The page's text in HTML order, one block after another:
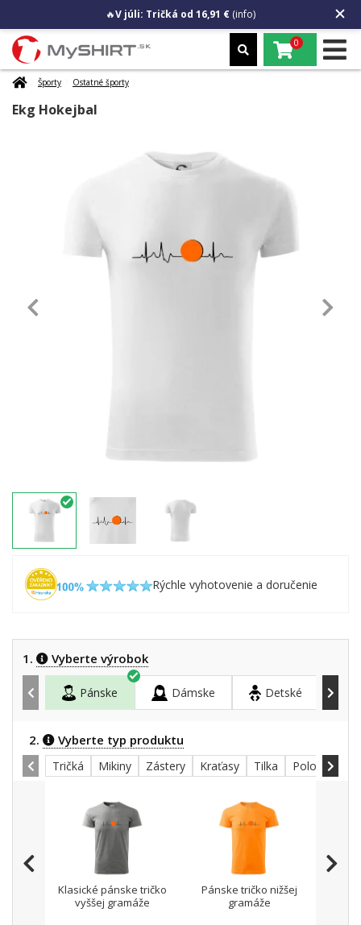
🔥V júli: Tričká od 16,91 € (info)
0
Športy Ostatné športy
Ekg Hokejbal
Rýchle vyhotovenie a doručenie
1. Vyberte výrobok
Pánske Dámske Detské
2. Vyberte typ produktu
Tričká Mikiny Zástery Kraťasy Tilka Polokošele
Klasické pánske tričko
vyššej gramáže
Pánske tričko nižšej
gramáže